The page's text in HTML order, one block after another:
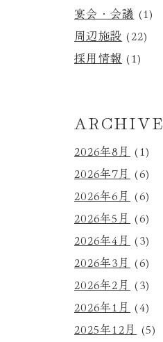
宴会・会議 (1)
周辺施設 (22)
採用情報 (1)
ARCHIVE
2026年8月 (1)
2026年7月 (6)
2026年6月 (6)
2026年5月 (6)
2026年4月 (3)
2026年3月 (6)
2026年2月 (3)
2026年1月 (4)
2025年12月 (5)